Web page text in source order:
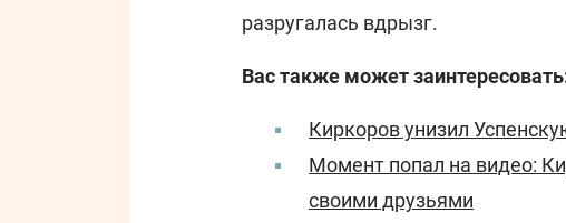
разругалась вдрызг.
Вас также может
Киркоров унизил
Момент попал на видео:
своими друзьями